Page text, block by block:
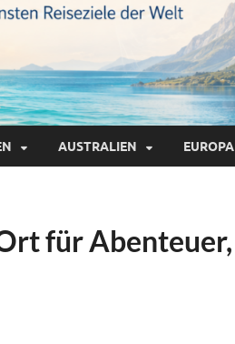
AUSTRALIEN EUROPA
für Abenteuer,